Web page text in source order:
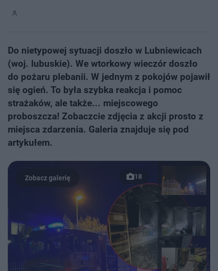
Do nietypowej sytuacji doszło w Lubniewicach
(woj. lubuskie). We wtorkowy wieczór doszło
do pożaru plebanii. W jednym z pokojów pojawił
się ogień. To była szybka reakcja i pomoc
strażaków, ale także... miejscowego
proboszcza! Zobaczcie zdjęcia z akcji prosto z
miejsca zdarzenia. Galeria znajduje się pod
artykułem.
18